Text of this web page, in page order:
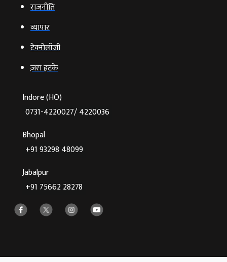
राजनीति
व्‍यापार
टेक्‍नोलॉजी
ज़रा हटके
Indore (HO)
0731-4220027/ 4220036
Bhopal
+91 93298 48099
Jabalpur
+91 75662 28278